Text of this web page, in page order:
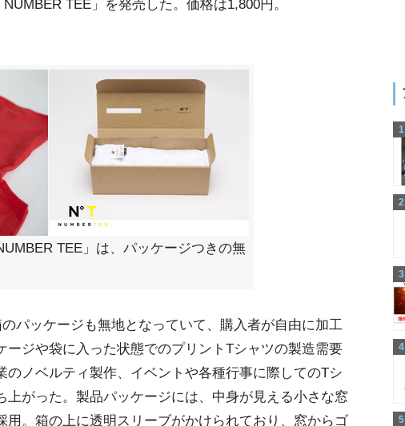
TEE」を発売した。価格は1,800円。
TEE」は、パッケージつきの無
パッケージも無地となっていて、購入者が自由に加工
ージや袋に入った状態でのプリントTシャツの製造需要
ノベルティ製作、イベントや各種行事に際してのTシ
上がった。製品パッケージには、中身が見える小さな窓
。箱の上に透明スリーブがかけられており、窓からゴ